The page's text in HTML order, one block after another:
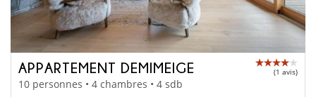
APPARTEMENT DEMIMEIGE (1 avis)
10 personnes • 4 chambres • 4 sdb